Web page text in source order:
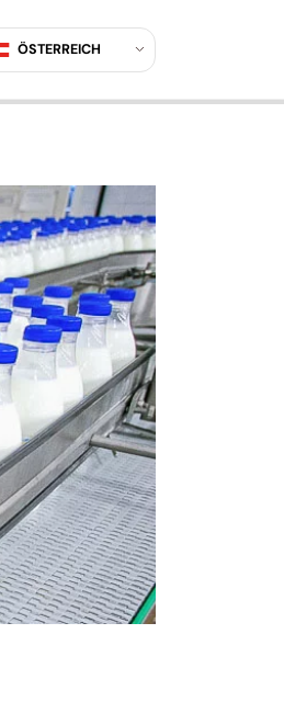
ÖSTERREICH